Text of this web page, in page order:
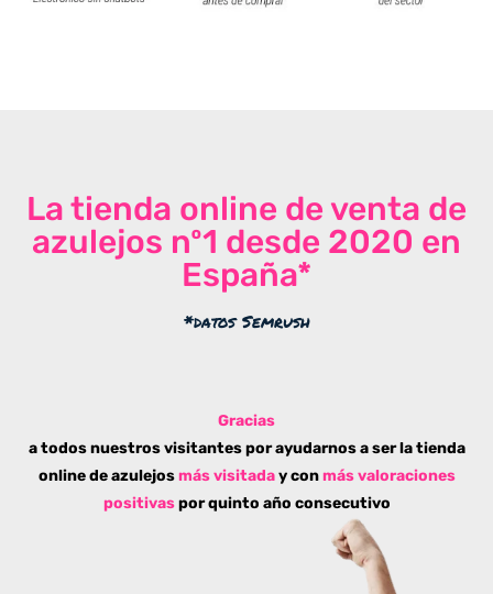
La tienda online de venta de
azulejos nº1 desde 2020 en
España*
*datos Semrush
Gracias
a todos nuestros visitantes por ayudarnos a ser la tienda
online de azulejos más visitaday conmás valoraciones
positivaspor quinto año consecutivo